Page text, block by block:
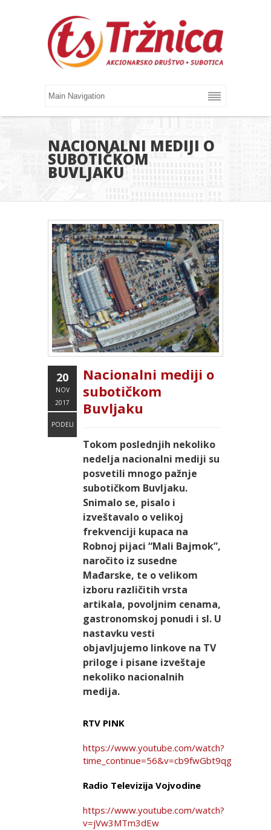
NACIONALNI MEDIJI O
SUBOTIČKOM
BUVLJAKU
20
NOV
2017
PODELI
Nacionalni mediji o
subotičkom
Buvljaku
Tokom poslednjih nekoliko
nedelja nacionalni mediji su
posvetili mnogo pažnje
subotičkom Buvljaku.
Snimalo se, pisalo i
izveštavalo o velikoj
frekvenciji kupaca na
Robnoj pijaci “Mali Bajmok”,
naročito iz susedne
Mađarske, te o velikom
izboru različitih vrsta
artikala, povoljnim cenama,
gastronomskoj ponudi i sl. U
nastavku vesti
objavljujemo linkove na TV
priloge i pisane izveštaje
nekoliko nacionalnih
medija.
RTV PINK
https://www.youtube.com/watch?
time_continue=56&v=cb9fwGbt9qg
Radio Televizija Vojvodine
https://www.youtube.com/watch?
v=jVw3MTm3dEw